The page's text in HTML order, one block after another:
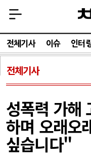
전체기사 이슈 인터
전체기사
성폭력 가해
하며 오래오
싶습니다"